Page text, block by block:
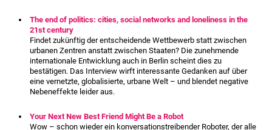
The end of politics: cities, social networks and loneliness in the
21st century
Findet zukünftig der entscheidende Wettbewerb statt zwischen
urbanen Zentren anstatt zwischen Staaten? Die zunehmende
internationale Entwicklung auch in Berlin scheint dies zu
bestätigen. Das Interview wirft interessante Gedanken auf über
eine vernetzte, globalisierte, urbane Welt – und blendet negative
Nebeneffekte leider aus.
Your Next New Best Friend Might Be a Robot
Wow – schon wieder ein konversationstreibender Roboter, der alle